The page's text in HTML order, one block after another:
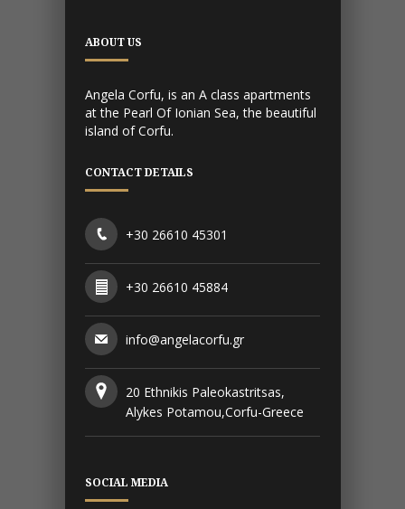
ABOUT US
Angela Corfu, is an A class apartments
at the Pearl Of Ionian Sea, the beautiful
island of Corfu.
CONTACT DETAILS
+30 26610 45301
+30 26610 45884
info@angelacorfu.gr
20 Ethnikis Paleokastritsas,
Alykes Potamou,Corfu-Greece
SOCIAL MEDIA